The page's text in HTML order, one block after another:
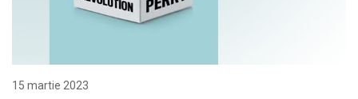
15 martie 2023